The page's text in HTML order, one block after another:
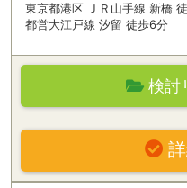
東京都港区 ＪＲ山手線 新橋
都営大江戸線 汐留 徒歩6分
検討